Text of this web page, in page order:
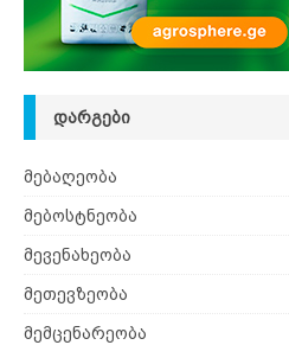
ᲓᲐᲠᲒᲔᲑᲘ
მებაღეობა
მებოსტნეობა
მევენახეობა
მეთევზეობა
მემცენარეობა